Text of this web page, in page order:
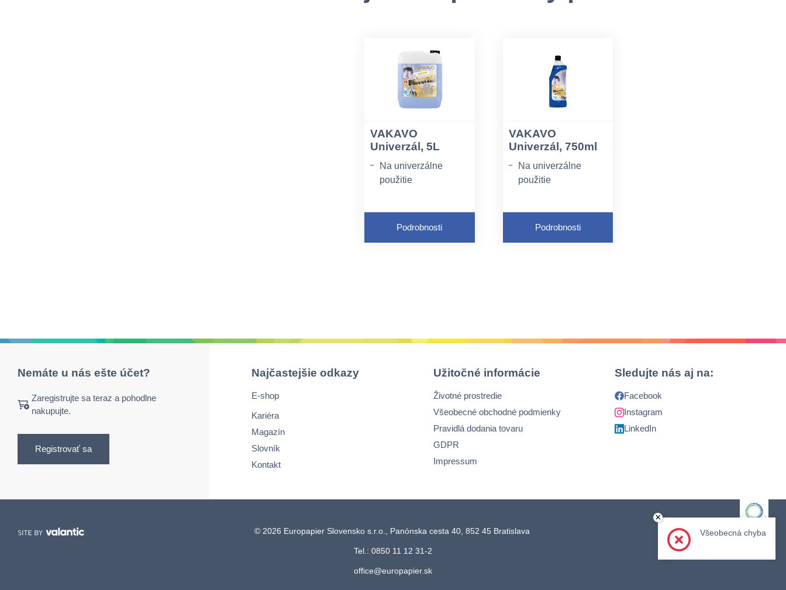
VAKAVO
Univerzál, 5L
Na univerzálne
použitie
Určený na
každodenné
upratovanie
Podrobnosti
VAKAVO
Univerzál, 750ml
Na univerzálne
použitie
Určený na
každodenné
upratovanie
Podrobnosti
Nemáte u nás ešte účet?
Zaregistrujte sa teraz a pohodlne
nakupujte.
Registrovať sa
Najčastejšie odkazy
E-shop
Kariéra
Magazín
Slovník
Kontakt
Užitočné informácie
Životné prostredie
Všeobecné obchodné podmienky
Pravidlá dodania tovaru
GDPR
Impressum
Sledujte nás aj na:
Facebook
Instagram
LinkedIn
© 2026 Europapier Slovensko s.r.o., Panónska cesta 40, 852 45 Bratislava
Tel.: 0850 11 12 31-2
office@europapier.sk
Člen skupiny
×
Všeobecná chyba